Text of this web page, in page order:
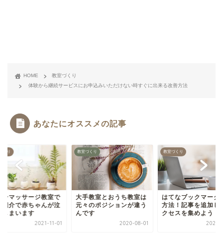
HOME
教室づくり
体験から継続サービスにお申込みいただけない時すぐに出来る改善方法
あなたにオススメの記事
くり
ーマッサージ教室で
紹介で赤ちゃんが泣
しまいます
2021-11-01
教室づくり
大手教室とおうち教室は
元々のポジションが違う
んです
2020-08-01
教室づくり
はてなブックマーク
方法！記事を追加し
クセスを集めよう
2021-